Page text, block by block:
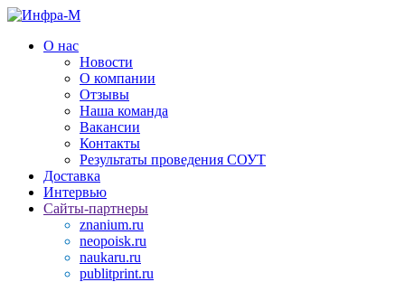
О нас
Новости
О компании
Отзывы
Наша команда
Вакансии
Контакты
Результаты проведения СОУТ
Доставка
Интервью
Сайты-партнеры
znanium.ru
neopoisk.ru
naukaru.ru
publitprint.ru